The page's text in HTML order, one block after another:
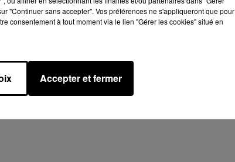
"Continuer sans accepter". Vos préférences ne s'appliqueront que pour
consentement à tout moment via le lien "Gérer les cookies" situé en
Accepter et fermer